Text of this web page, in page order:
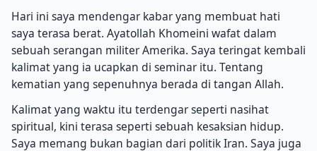
Hari ini saya mendengar kabar yang membuat hati
saya terasa berat. Ayatollah Khomeini wafat dalam
sebuah serangan militer Amerika. Saya teringat kembali
kalimat yang ia ucapkan di seminar itu. Tentang
kematian yang sepenuhnya berada di tangan Allah.
Kalimat yang waktu itu terdengar seperti nasihat
spiritual, kini terasa seperti sebuah kesaksian hidup.
Saya memang bukan bagian dari politik Iran. Saya juga